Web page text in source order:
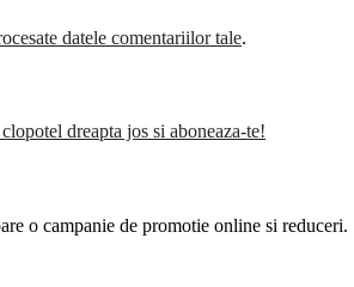
datele comentariilor tale.
dreapta jos si aboneaza-te!
o campanie de promotie online si reduceri.